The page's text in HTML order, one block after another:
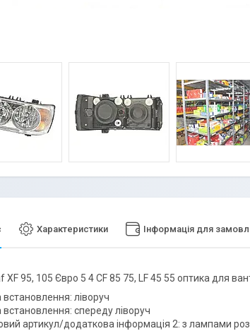
Характеристики Інформація для
XF 95, 105 Євро 5 4 CF 85 75, LF 45 55 оптика для
ліворуч
спереду ліворуч
артикул/додаткова інформація 2: з лампами